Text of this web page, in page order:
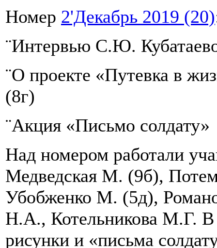
Номер 2'Декабрь 2019 (20)
¨Интервью C.Ю.
¨О проекте «Путевка в
(8г)
¨Акция «Письмо солдату»
Над номером работали
Медведская М. (9б),
Убобженко М. (5д),
Н.А., Котельникова М.Г. В
рисунки и «письма